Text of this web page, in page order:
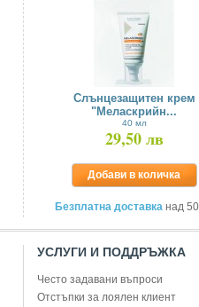
Слънцезащитен крем
"Меласкрийн...
40 мл
29,50 лв
Добави в количка
Безплатна доставка над
УСЛУГИ И ПОДДРЪЖКА
Често задавани въпроси
Отстъпки за лоялен клиент